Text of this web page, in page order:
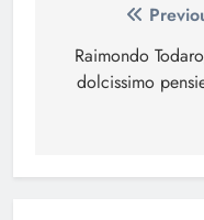
articoli
Raimondo
dolcissimo